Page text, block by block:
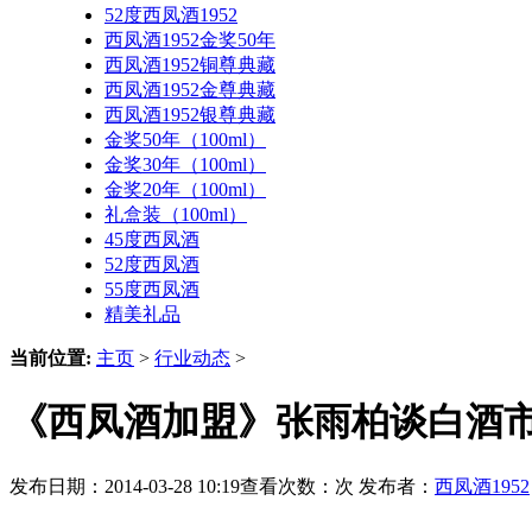
52度西凤酒1952
西凤酒1952金奖50年
西凤酒1952铜尊典藏
西凤酒1952金尊典藏
西凤酒1952银尊典藏
金奖50年（100ml）
金奖30年（100ml）
金奖20年（100ml）
礼盒装（100ml）
45度西凤酒
52度西凤酒
55度西凤酒
精美礼品
当前位置: 主页 > 行业动态 >
《西凤酒加盟》张雨柏谈白酒
发布日期：2014-03-28 10:19查看次数： 次 发布者： 西凤酒1952